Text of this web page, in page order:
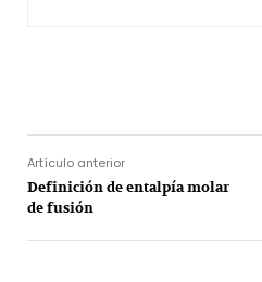
Artículo anterior
Definición de entalpía molar
de fusión